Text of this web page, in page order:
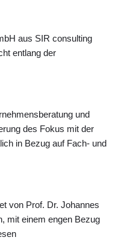
aus SIR consulting
entlang der
und
des Fokus mit der
in Bezug auf Fach- und
von Prof. Dr. Johannes
mit einem engen Bezug